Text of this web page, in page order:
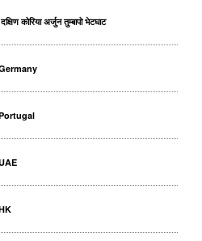
कोरिया अर्जुन तुम्बापो भेटघाट